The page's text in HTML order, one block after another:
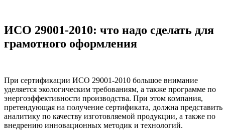
ИСО 29001-2010: что надо сделать для
грамотного оформления
При сертификации ИСО 29001-2010 большое внимание
уделяется экологическим требованиям, а также программе по
энергоэффективности производства. При этом компания,
претендующая на получение сертификата, должна представить
аналитику по качеству изготовляемой продукции, а также по
внедрению инновационных методик и технологий.